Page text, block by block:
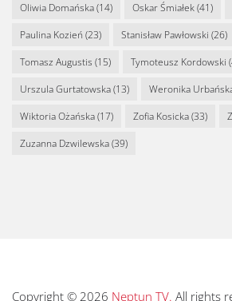
Oliwia Domańska(14) Oskar Śmiałek(41)
Paulina Kozień (23) Stanisław Pawłowski (26)
Tomasz Augustis (15) Tymoteusz Kordowski
Urszula Gurtatowska(13) Weronika
Wiktoria Ożańska(17) Zofia Kosicka(33)
Zuzanna Dzwilewska(39)
Copyright © 2026 Neptun TV. All rights